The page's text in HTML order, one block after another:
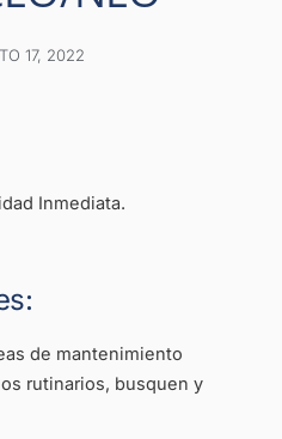
17, 2022
Inmediata.
de mantenimiento
rutinarios, busquen y